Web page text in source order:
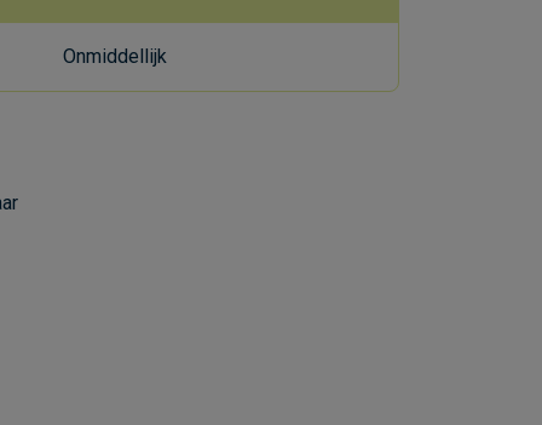
Onmiddellijk